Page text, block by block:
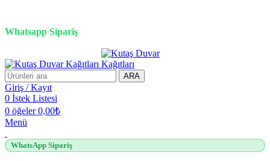
Whatsapp Sipariş
ARA
Giriş / Kayıt
0 İstek Listesi
0 öğeler 0,00₺
Menü
WhatsApp Sipariş